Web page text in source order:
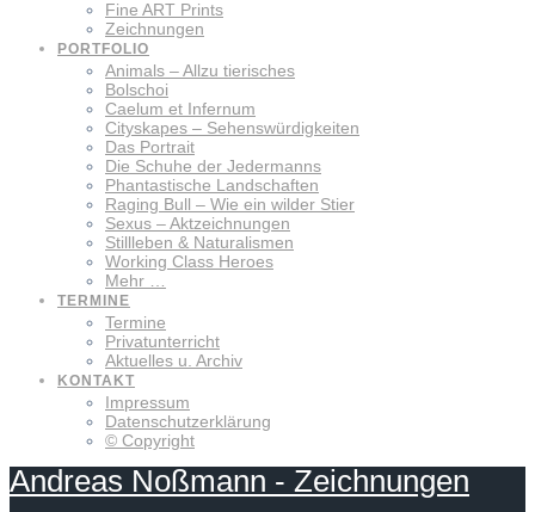
Fine ART Prints
Zeichnungen
PORTFOLIO
Animals – Allzu tierisches
Bolschoi
Caelum et Infernum
Cityskapes – Sehenswürdigkeiten
Das Portrait
Die Schuhe der Jedermanns
Phantastische Landschaften
Raging Bull – Wie ein wilder Stier
Sexus – Aktzeichnungen
Stillleben & Naturalismen
Working Class Heroes
Mehr …
TERMINE
Termine
Privatunterricht
Aktuelles u. Archiv
KONTAKT
Impressum
Datenschutzerklärung
© Copyright
Andreas Noßmann - Zeichnungen